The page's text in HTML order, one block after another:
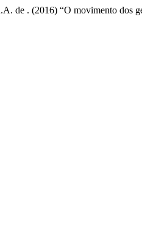
de . (2016) “O movimento dos